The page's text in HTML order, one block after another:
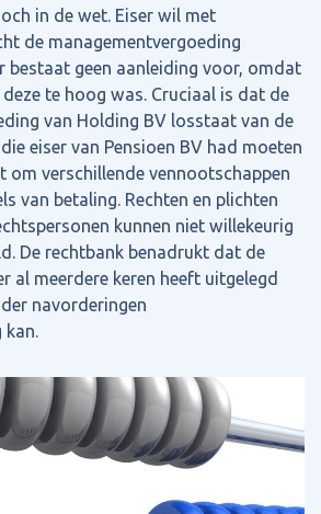
in de wet. Eiser wil met
de managementvergoeding
bestaat geen aanleiding voor, omdat
te hoog was. Cruciaal is dat de
van Holding BV losstaat van de
eiser van Pensioen BV had moeten
om verschillende vennootschappen
van betaling. Rechten en plichten
kunnen niet willekeurig
De rechtbank benadrukt dat de
al meerdere keren heeft uitgelegd
navorderingen
kan.